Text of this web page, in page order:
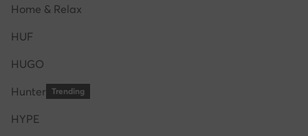
Home & Relax
HUF
HUGO
Hunter Trending
HYPE